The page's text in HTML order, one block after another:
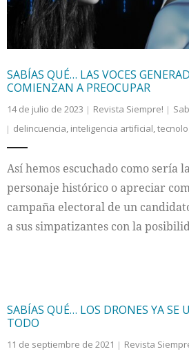
SABÍAS QUÉ… LAS VOCES
COMIENZAN A PREOCUPAR
14 de julio de 2023 Revista Siempre!
delincuencia, inteligencia artificial,
Así hemos escuchado como sería
personaje histórico o apreciar
campaña electoral de un
a sus simpatizantes con la
SABÍAS QUÉ… LOS DRONES YA SE
TODO
11 de septiembre de 2021 Revista